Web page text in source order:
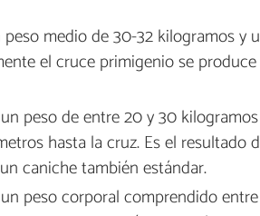
medio de 30-32 kilogramos y
el cruce primigenio se
peso de entre 20 y 30
hasta la cruz. Es el resultado
caniche también estándar.
peso corporal comprendido